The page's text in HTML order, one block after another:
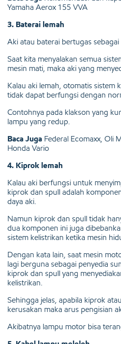
Yamaha Aerox 155 VVA
3. Baterai lemah
Aki atau baterai bertugas
Saat kita menyalakan semua
mesin mati, maka aki yang
Kalau aki lemah, otomatis sistem
tidak dapat berfungsi dengan
Contohnya pada klakson yang
lampu yang redup.
Baca Juga Federal Ecomaxx, Oli
Honda Vario
4. Kiprok lemah
Kalau aki berfungsi untuk
kiprok dan spull adalah
daya aki.
Namun kiprok dan spull tidak
dua komponen ini juga
sistem kelistrikan ketika mesin
Dengan kata lain, saat mesin
lagi berguna sebagai penyedia
kiprok dan spull yang
kelistrikan.
Sehingga jelas, apabila kiprok
kerusakan maka arus pengisian
Akibatnya lampu motor bisa